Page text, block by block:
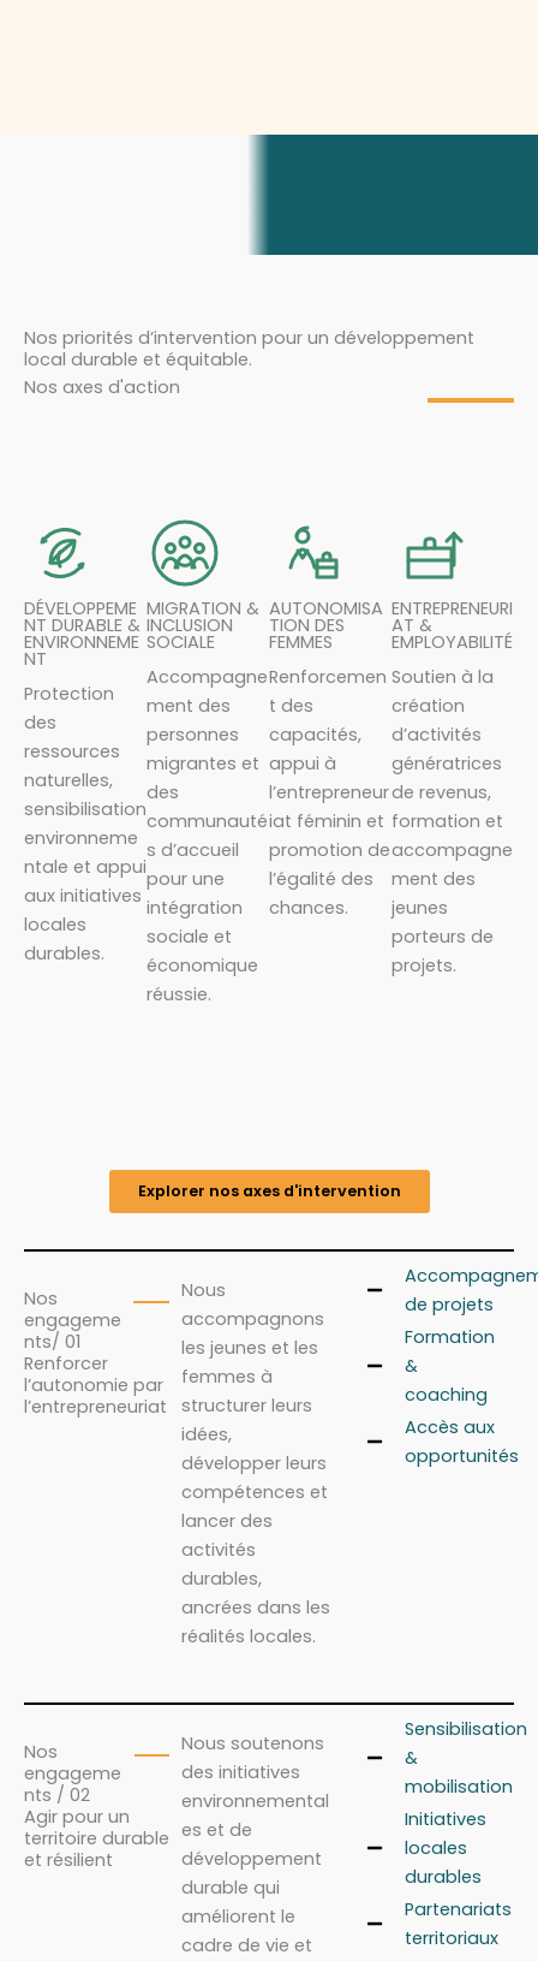
Nos priorités d’intervention pour un développement
local durable et équitable.
Nos axes d'action
DÉVELOPPEME
NT DURABLE &
ENVIRONNEME
NT
Protection
des
ressources
naturelles,
sensibilisation
environneme
ntale et appui
aux initiatives
locales
durables.
MIGRATION &
INCLUSION
SOCIALE
Accompagne
ment des
personnes
migrantes et
des
communauté
s d’accueil
pour une
intégration
sociale et
économique
réussie.
AUTONOMISA
TION DES
FEMMES
Renforcemen
t des
capacités,
appui à
l’entrepreneur
iat féminin et
promotion de
l’égalité des
chances.
ENTREPRENEURI
AT &
EMPLOYABILITÉ
Soutien à la
création
d’activités
génératrices
de revenus,
formation et
accompagne
ment des
jeunes
porteurs de
projets.
Explorer nos axes d'intervention
Nos
engageme
nts/ 01
Renforcer
l’autonomie par
l’entrepreneuriat
Nous
accompagnons
les jeunes et les
femmes à
structurer leurs
idées,
développer leurs
compétences et
lancer des
activités
durables,
ancrées dans les
réalités locales.
de projets
Formation
&
coaching
Accès aux
opportunités
Nos
engageme
nts / 02
Agir pour un
territoire durable
et résilient
Nous soutenons
des initiatives
environnemental
es et de
développement
durable qui
améliorent le
cadre de vie et
Sensibilisation
&
mobilisation
Initiatives
locales
durables
Partenariats
territoriaux